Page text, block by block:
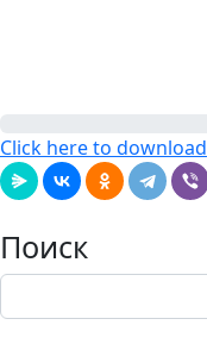
Click here to download
Поиск
Поиск